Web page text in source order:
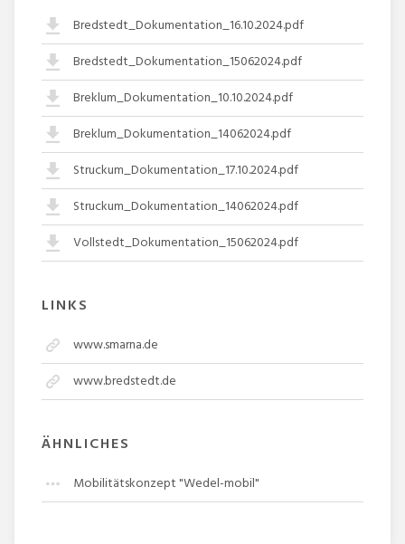
Bredstedt_Dokumentation_16.10.2024.pdf
Bredstedt_Dokumentation_15062024.pdf
Breklum_Dokumentation_10.10.2024.pdf
Breklum_Dokumentation_14062024.pdf
Struckum_Dokumentation_17.10.2024.pdf
Struckum_Dokumentation_14062024.pdf
Vollstedt_Dokumentation_15062024.pdf
LINKS
www.smarna.de
www.bredstedt.de
ÄHNLICHES
Mobilitätskonzept "Wedel-mobil"